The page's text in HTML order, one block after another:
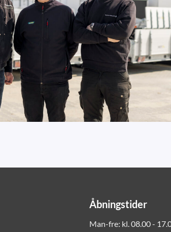
Åbningstider
Man-fre: kl. 08.00 -